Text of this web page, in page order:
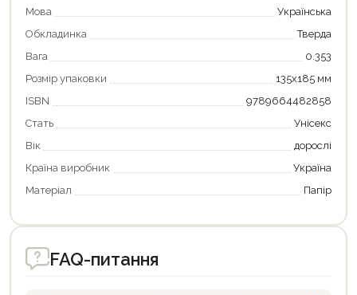
Мова
Українська
Обкладинка
Тверда
Вага
0.353
Розмір упаковки
135x185 мм
ISBN
9789664482858
Стать
Унісекс
Вік
дорослі
Країна виробник
Україна
Матеріал
Папір
FAQ-питання
Оформити замовлення